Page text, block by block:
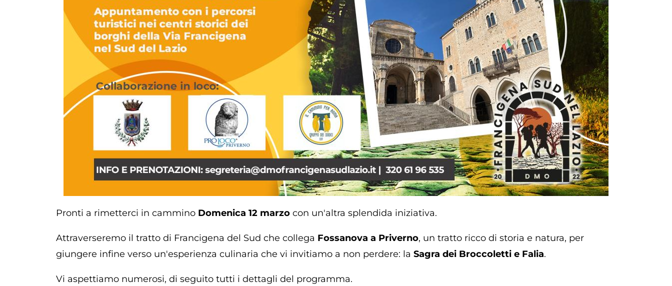
Pronti a rimetterci in cammino Domenica 12 marzocon un'altra splendida iniziativa.
Attraverseremo il tratto di Francigena del Sud che collega Fossanova a Priverno, un tratto ricco di storia e natura, per
giungere infine verso un'esperienza culinaria che vi invitiamo a non perdere: la Sagra dei Broccoletti e Falia.
Vi aspettiamo numerosi, di seguito tutti i dettagli del programma.